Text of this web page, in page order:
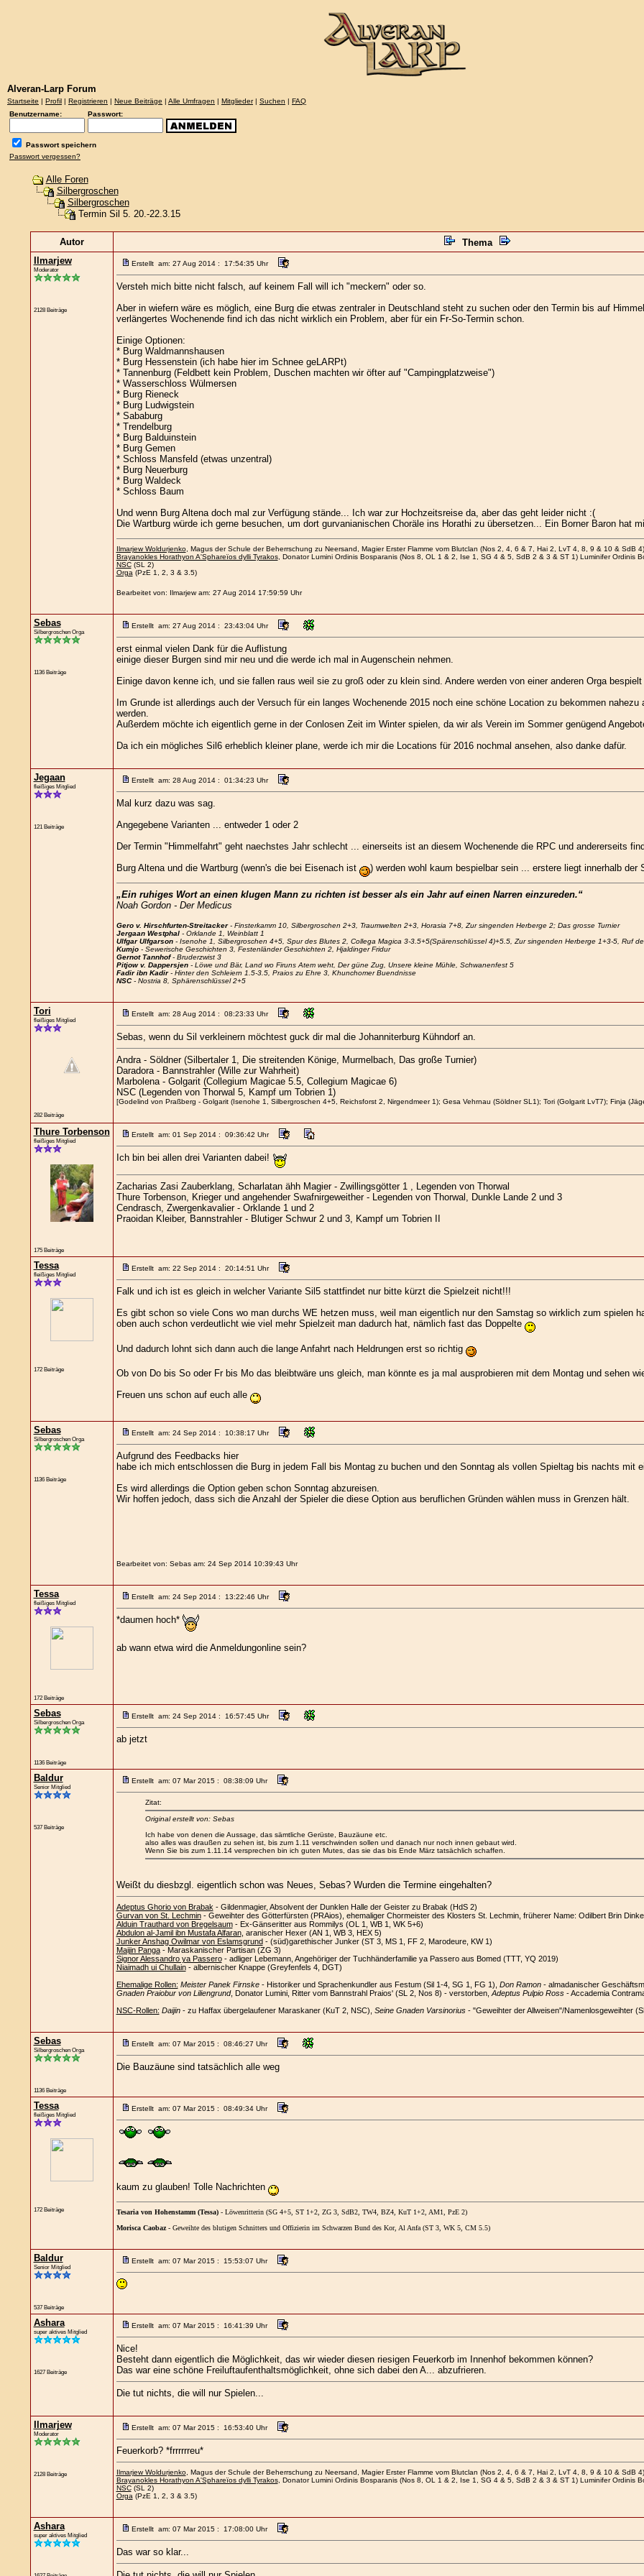
Alveran-Larp Forum
Startseite | Profil | Registrieren | Neue Beiträge | Alle Umfragen | Mitglieder| Suchen | FAQ
Benutzername:
Passwort:
Passwort speichern
Passwort vergessen?
Alle Foren
Silbergroschen
Silbergroschen
Termin Sil 5. 20.-22.3.15
Autor Thema
Ilmarjew
Moderator
2128 Beiträge
Erstellt am: 27 Aug 2014 : 17:54:35 Uhr
Versteh mich bitte nicht falsch, auf keinem Fall will ich "meckern" oder so.
Aber in wiefern wäre es möglich, eine Burg die etwas zentraler in Deutschland steht zu suchen oder den Termin bis auf
verlängertes Wochenende find ich das nicht wirklich ein Problem, aber für ein Fr-So-Termin schon.
Einige Optionen:
* Burg Waldmannshausen
* Burg Hessenstein (ich habe hier im Schnee geLARPt)
* Tannenburg (Feldbett kein Problem, Duschen machten wir öfter auf "Campingplatzweise")
* Wasserschloss Wülmersen
* Burg Rieneck
* Burg Ludwigstein
* Sababurg
* Trendelburg
* Burg Balduinstein
* Burg Gemen
* Schloss Mansfeld (etwas unzentral)
* Burg Neuerburg
* Burg Waldeck
* Schloss Baum
Und wenn Burg Altena doch mal zur Verfügung stände... Ich war zur Hochzeitsreise da, aber das geht leider nicht :(
Die Wartburg würde ich gerne besuchen, um dort gurvanianischen Choräle ins Horathi zu übersetzen... Ein Borner Baron hat
Ilmarjew Woldurjenko, Magus der Schule der Beherrschung zu Neersand, Magier Erster Flamme vom Blutclan (Nos 2, 4, 6 & 7, Hai 2, LvT 4, 8, 9 & 10 & SdB 4)
Brayanokles Horathyon A'Sphareïos dylli Tyrakos, Donator Lumini Ordinis Bosparanis (Nos 8, OL 1 & 2, Ise 1, SG 4 & 5, SdB 2 & 3 & ST 1) Luminifer Ordinis
NSC(SL 2)
Orga (PzE 1, 2, 3 & 3.5)
Bearbeitet von: Ilmarjew am: 27 Aug 2014 17:59:59 Uhr
Sebas
Silbergroschen Orga
1136 Beiträge
Erstellt am: 27 Aug 2014 : 23:43:04 Uhr
erst einmal vielen Dank für die Auflistung
einige dieser Burgen sind mir neu und die werde ich mal in Augenschein nehmen.
Einige davon kenne ich, und sie fallen raus weil sie zu groß oder zu klein sind. Andere werden von einer anderen Orga
Im Grunde ist allerdings auch der Versuch für ein langes Wochenende 2015 noch eine schöne Location zu bekommen
werden.
Außerdem möchte ich eigentlich gerne in der Conlosen Zeit im Winter spielen, da wir als Verein im Sommer genügend
Da ich ein mögliches Sil6 erheblich kleiner plane, werde ich mir die Locations für 2016 nochmal ansehen, also danke dafür.
Jegaan
fleißiges Mitglied
121 Beiträge
Erstellt am: 28 Aug 2014 : 01:34:23 Uhr
Mal kurz dazu was sag.
Angegebene Varianten ... entweder 1 oder 2
Der Termin "Himmelfahrt" geht naechstes Jahr schlecht ... einerseits ist an diesem Wochenende die RPC und andererseits
Burg Altena und die Wartburg (wenn's die bei Eisenach ist
) werden wohl kaum bespielbar sein ... erstere liegt innerhalb
„Ein ruhiges Wort an einen klugen Mann zu richten ist besser als ein Jahr auf einen Narren einzureden.“
Noah Gordon - Der Medicus
Gero v. Hirschfurten-Streitacker- Finsterkamm 10, Silbergroschen 2+3, Traumwelten 2+3, Horasia 7+8, Zur singenden Herberge 2; Das grosse Turnier
Jergaan Westphal- Orklande 1, Weinblatt 1
Ulfgar Ulfgarson- Isenohe 1, Silbergroschen 4+5, Spur des Blutes 2, Collega Magica 3-3.5+5(Spärenschlüssel 4)+5.5, Zur singenden Herberge 1+3-5, Ruf
Kumjo- Sewerische Geschichten 3, Festenländer Geschichten 2, Hjaldinger Fridur
Gernot Tannhof- Bruderzwist 3
Pitjow v. Dappersjen- Löwe und Bär, Land wo Firuns Atem weht, Der güne Zug, Unsere kleine Mühle, Schwanenfest 5
Fadir ibn Kadir- Hinter den Schleiern 1.5-3.5, Praios zu Ehre 3, Khunchomer Buendnisse
NSC- Nostria 8, Sphärenschlüssel 2+5
Tori
fleißiges Mitglied
282 Beiträge
Erstellt am: 28 Aug 2014 : 08:23:33 Uhr
Sebas, wenn du Sil verkleinern möchtest guck dir mal die Johanniterburg Kühndorf an.
Andra - Söldner (Silbertaler 1, Die streitenden Könige, Murmelbach, Das große Turnier)
Daradora - Bannstrahler (Wille zur Wahrheit)
Marbolena - Golgarit (Collegium Magicae 5.5, Collegium Magicae 6)
NSC (Legenden von Thorwal 5, Kampf um Tobrien 1)
[Godelind von Praßberg - Golgarit (Isenohe 1, Silbergroschen 4+5, Reichsforst 2, Nirgendmeer 1); Gesa Vehrnau (Söldner SL1); Tori (Golgarit LvT7); Finja
Thure Torbenson
fleißiges Mitglied
175 Beiträge
Erstellt am: 01 Sep 2014 : 09:36:42 Uhr
Ich bin bei allen drei Varianten dabei!
Zacharias Zasi Zauberklang, Scharlatan ähh Magier - Zwillingsgötter 1 , Legenden von Thorwal
Thure Torbenson, Krieger und angehender Swafnirgeweither - Legenden von Thorwal, Dunkle Lande 2 und 3
Cendrasch, Zwergenkavalier - Orklande 1 und 2
Praoidan Kleiber, Bannstrahler - Blutiger Schwur 2 und 3, Kampf um Tobrien II
Tessa
fleißiges Mitglied
172 Beiträge
Erstellt am: 22 Sep 2014 : 20:14:51 Uhr
Falk und ich ist es gleich in welcher Variante Sil5 stattfindet nur bitte kürzt die Spielzeit nicht!!!
Es gibt schon so viele Cons wo man durchs WE hetzen muss, weil man eigentlich nur den Samstag so wirklich zum spielen
oben auch schon verdeutlicht wie viel mehr Spielzeit man dadurch hat, nämlich fast das Doppelte
Und dadurch lohnt sich dann auch die lange Anfahrt nach Heldrungen erst so richtig
Ob von Do bis So oder Fr bis Mo das bleibtwäre uns gleich, man könnte es ja mal ausprobieren mit dem Montag und sehen
Freuen uns schon auf euch alle
Sebas
Silbergroschen Orga
1136 Beiträge
Erstellt am: 24 Sep 2014 : 10:38:17 Uhr
Aufgrund des Feedbacks hier
habe ich mich entschlossen die Burg in jedem Fall bis Montag zu buchen und den Sonntag als vollen Spieltag bis nachts mit
Es wird allerdings die Option geben schon Sonntag abzureisen.
Wir hoffen jedoch, dass sich die Anzahl der Spieler die diese Option aus beruflichen Gründen wählen muss in Grenzen hält.
Bearbeitet von: Sebas am: 24 Sep 2014 10:39:43 Uhr
Tessa
fleißiges Mitglied
172 Beiträge
Erstellt am: 24 Sep 2014 : 13:22:46 Uhr
*daumen hoch*
ab wann etwa wird die Anmeldungonline sein?
Sebas
Silbergroschen Orga
1136 Beiträge
Erstellt am: 24 Sep 2014 : 16:57:45 Uhr
ab jetzt
Baldur
Senior Mitglied
537 Beiträge
Erstellt am: 07 Mar 2015 : 08:38:09 Uhr
Zitat:
Original erstellt von: Sebas
Ich habe von denen die Aussage, das sämtliche Gerüste, Bauzäune etc.
also alles was draußen zu sehen ist, bis zum 1.11 verschwinden sollen und danach nur noch innen gebaut wird.
Wenn Sie bis zum 1.11.14 versprechen bin ich guten Mutes, das sie das bis Ende März tatsächlich schaffen.
Weißt du diesbzgl. eigentlich schon was Neues, Sebas? Wurden die Termine eingehalten?
Adeptus Ghorio von Brabak - Gildenmagier, Absolvent der Dunklen Halle der Geister zu Brabak (HdS 2)
Gurvan von St. Lechmin- Geweihter des Götterfürsten (PRAios), ehemaliger Chormeister des Klosters St. Lechmin, früherer Name: Odilbert Brin
Alduin Trauthard von Bregelsaum- Ex-Gänseritter aus Rommilys (OL 1, WB 1, WK 5+6)
Abdulon al-Jamil ibn Mustafa Alfaran, aranischer Hexer (AN 1, WB 3, HEX 5)
Junker Anshag Owilmar von Eslamsgrund- (süd)garethischer Junker (ST 3, MS 1, FF 2, Marodeure, KW 1)
Maijin Panga- Maraskanischer Partisan (ZG 3)
Signor Alessandro ya Passero- adliger Lebemann, Angehöriger der Tuchhänderfamilie ya Passero aus Bomed (TTT, YQ 2019)
Niaimadh ui Chullain- albernischer Knappe (Greyfenfels 4, DGT)
Ehemalige Rollen: Meister Panek Firnske- Historiker und Sprachenkundler aus Festum (Sil 1-4, SG 1, FG 1), Don Ramon- almadanischer
Gnaden Praiobur von Liliengrund, Donator Lumini, Ritter vom Bannstrahl Praios' (SL 2, Nos 8) - verstorben, Adeptus Pulpio Ross- Accademia
NSC-Rollen: Daijin- zu Haffax übergelaufener Maraskaner (KuT 2, NSC), Seine Gnaden Varsinorius- "Geweihter der Allweisen"/Namenlosgeweihter
Sebas
Silbergroschen Orga
1136 Beiträge
Erstellt am: 07 Mar 2015 : 08:46:27 Uhr
Die Bauzäune sind tatsächlich alle weg
Tessa
fleißiges Mitglied
172 Beiträge
Erstellt am: 07 Mar 2015 : 08:49:34 Uhr
kaum zu glauben! Tolle Nachrichten
Tesaria von Hohenstamm (Tessa)- Löwenritterin (SG 4+5, ST 1+2, ZG 3, SdB2, TW4, BZ4, KuT 1+2, AM1, PzE 2)
Morisca Caobaz- Geweihte des blutigen Schnitters und Offizierin im Schwarzen Bund des Kor, Al Anfa (ST 3, WK 5, CM 5.5)
Baldur
Senior Mitglied
537 Beiträge
Erstellt am: 07 Mar 2015 : 15:53:07 Uhr
Ashara
super aktives Mitglied
1627 Beiträge
Erstellt am: 07 Mar 2015 : 16:41:39 Uhr
Nice!
Besteht dann eigentlich die Möglichkeit, das wir wieder diesen riesigen Feuerkorb im Innenhof bekommen können?
Das war eine schöne Freiluftaufenthaltsmöglichkeit, ohne sich dabei den A... abzufrieren.
Die tut nichts, die will nur Spielen...
Ilmarjew
Moderator
2128 Beiträge
Erstellt am: 07 Mar 2015 : 16:53:40 Uhr
Feuerkorb? *frrrrrreu*
Ilmarjew Woldurjenko, Magus der Schule der Beherrschung zu Neersand, Magier Erster Flamme vom Blutclan (Nos 2, 4, 6 & 7, Hai 2, LvT 4, 8, 9 & 10 & SdB 4)
Brayanokles Horathyon A'Sphareïos dylli Tyrakos, Donator Lumini Ordinis Bosparanis (Nos 8, OL 1 & 2, Ise 1, SG 4 & 5, SdB 2 & 3 & ST 1) Luminifer Ordinis
NSC(SL 2)
Orga (PzE 1, 2, 3 & 3.5)
Ashara
super aktives Mitglied
Erstellt am: 07 Mar 2015 : 17:08:00 Uhr
Das war so klar...